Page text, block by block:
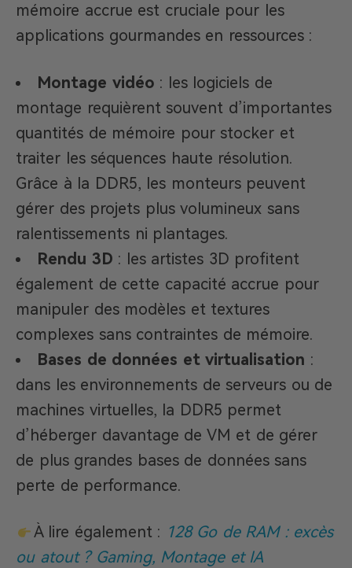
mémoire accrue est cruciale pour les
applications gourmandes en ressources :
Montage vidéo : les logiciels de
montage requièrent souvent d’importantes
quantités de mémoire pour stocker et
traiter les séquences haute résolution.
Grâce à la DDR5, les monteurs peuvent
gérer des projets plus volumineux sans
ralentissements ni plantages.
Rendu 3D : les artistes 3D profitent
également de cette capacité accrue pour
manipuler des modèles et textures
complexes sans contraintes de mémoire.
Bases de données et virtualisation :
dans les environnements de serveurs ou de
machines virtuelles, la DDR5 permet
d’héberger davantage de VM et de gérer
de plus grandes bases de données sans
perte de performance.
À lire également : 128 Go de RAM : excès
ou atout ? Gaming, Montage et IA